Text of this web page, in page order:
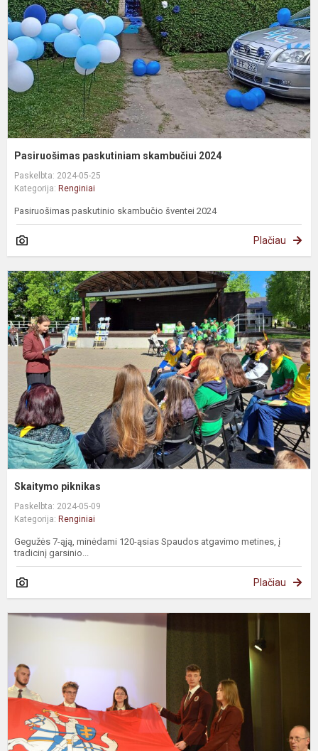
Pasiruošimas paskutiniam skambučiui 2024
Paskelbta: 2024-05-25
Kategorija: Renginiai
Pasiruošimas paskutinio skambučio šventei 2024
Plačiau
Skaitymo piknikas
Paskelbta: 2024-05-09
Kategorija: Renginiai
Gegužės 7-ąją, minėdami 120-ąsias Spaudos atgavimo metines, į
tradicinį garsinio...
Plačiau